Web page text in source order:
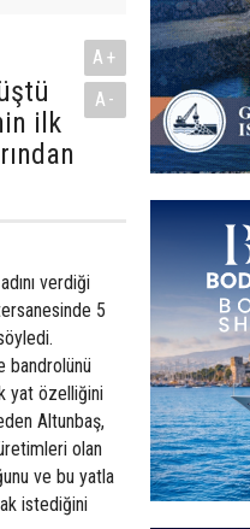
ilk
A+
A-
verdiği
5
bandrolünü
yat özelliğini
Altunbaş,
olan
ve bu yatla
istediğini